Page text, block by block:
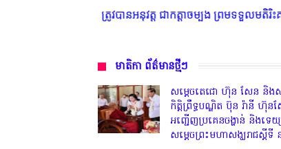
ត្រូវបានអនុវត្ត ជាកត្តាចម្បង ព្រមទទួលមតិរិះគន់ ក្នុងនៃស្ថាប
មាតិកា ព័ត៌មានថ្មីៗ
សម្តេចតេជោ ហ៊ុន សែន និងស
កិត្តិព្រឹទ្ធបណ្ឌិត ប៊ុន រ៉ានី ហ៊ុន
អញ្ជើញប្រគេនចង្ហាន់ និងទេយ្យ
សម្តេចព្រះមហាសង្ឃរាជស្តីទី